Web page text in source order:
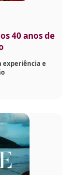
40 anos de
experiência e